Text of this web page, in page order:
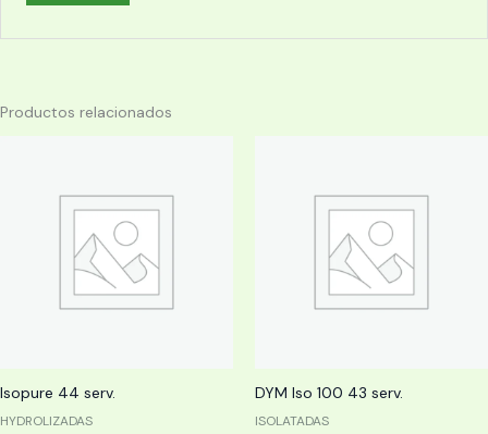
Productos relacionados
Isopure 44 serv.
HYDROLIZADAS
DYM Iso 100 43 serv.
ISOLATADAS